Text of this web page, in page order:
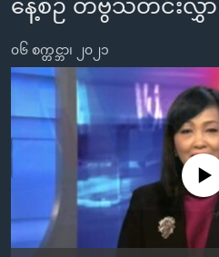
များ
ပင်မ
အကြောင်းအရာ
ကျော်
အ
ညွန်း
တရုတ်
အစ္စရေး-ပါလက်စတိုင်း
ရပ်ဝန်းတခု လမ်းတခု အလွန်
အင်္ဂလိပ်စာလေ့လာမယ်
အမေရိကန်သုံးအီဒီယံ
မကြေးမုံရဲ့ အင်္ဂလိပ်စာ
ရုပ်ရှင်ထဲက အင်္ဂလိပ်စာ
သုတပဒေသာ အင်္ဂလိပ်စာ
အပတ်စဉ်ကဏ္ဍများ
ရေဒီယိုနှင့်ရုပ်သံ အချက်အလက်မျ
ရေဒီယို/တီဗွီအစီအစဉ်
Learning English
နေ့စဉ် တီဗွီသတင်းလွှာ
၀၆ စက္တင္ဘာ၊ ၂၀၂၁
No media source